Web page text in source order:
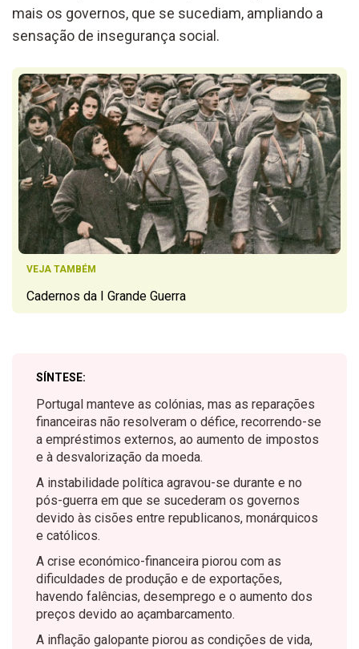
mais os governos, que se sucediam, ampliando a
sensação de insegurança social.
VEJA TAMBÉM
Cadernos da I Grande Guerra
SÍNTESE:
Portugal manteve as colónias, mas as reparações
financeiras não resolveram o défice, recorrendo-se
a empréstimos externos, ao aumento de impostos
e à desvalorização da moeda.
A instabilidade política agravou-se durante e no
pós-guerra em que se sucederam os governos
devido às cisões entre republicanos, monárquicos
e católicos.
A crise económico-financeira piorou com as
dificuldades de produção e de exportações,
havendo falências, desemprego e o aumento dos
preços devido ao açambarcamento.
A inflação galopante piorou as condições de vida,